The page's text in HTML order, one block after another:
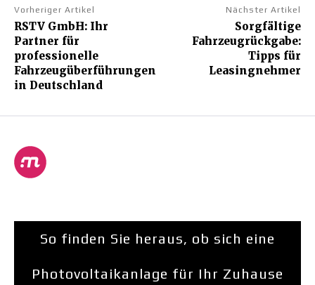
Vorheriger Artikel
RSTV GmbH: Ihr
Partner für
professionelle
Fahrzeugüberführungen
in Deutschland
Nächster Artikel
Sorgfältige
Fahrzeugrückgabe:
Tipps für
Leasingnehmer
So finden Sie heraus, ob sich eine
Photovoltaikanlage für Ihr Zuhause